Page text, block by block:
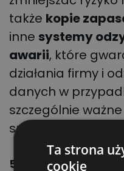
także kopie
inne systemy
awarii, które
działania firmy i
danych w
szczególnie
spełniać
5. Od danych do
Ta strona
cookie